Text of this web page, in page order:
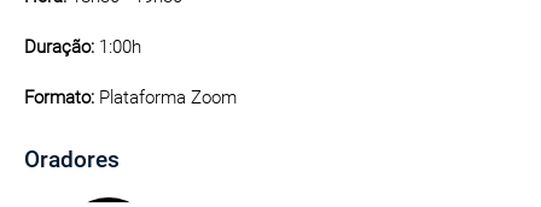
Duração: 1:00h
Formato: Plataforma Zoom
Oradores